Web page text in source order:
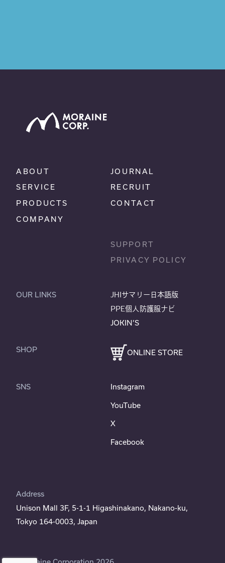
ABOUT
SERVICE
PRODUCTS
COMPANY
JOURNAL
RECRUIT
CONTACT
SUPPORT
PRIVACY POLICY
OUR LINKS
JHIサマリー日本語版
PPE個人防護服ナビ
JOKIN’S
SHOP ONLINE STORE
SNS Instagram
YouTube
X
Facebook
Address
Unison Mall 3F, 5-1-1 Higashinakano, Nakano-ku,
Tokyo 164-0003, Japan